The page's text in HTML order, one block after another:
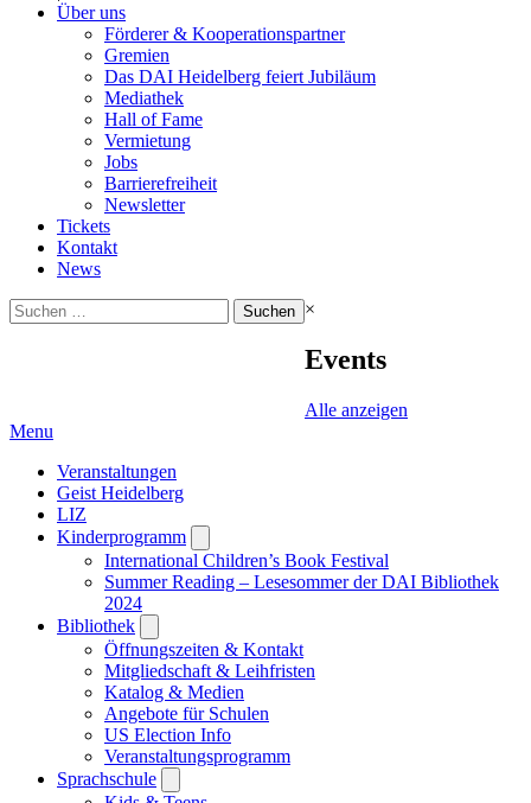
Über uns
Förderer & Kooperationspartner
Gremien
Das DAI Heidelberg feiert Jubiläum
Mediathek
Hall of Fame
Vermietung
Jobs
Barrierefreiheit
Newsletter
Tickets
Kontakt
News
Suchen
nach:
×
Events
Alle anzeigen
Menu
Veranstaltungen
Geist Heidelberg
LIZ
Kinderprogramm
submenu
International Children’s Book Festival
Summer Reading – Lesesommer der DAI Bibliothek
2024
Bibliothek
submenu
Öffnungszeiten & Kontakt
Mitgliedschaft & Leihfristen
Katalog & Medien
Angebote für Schulen
US Election Info
Veranstaltungsprogramm
Sprachschule
submenu